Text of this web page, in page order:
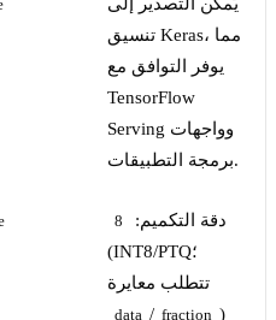
يُمكّن التصدير إلى
تنسيق Keras، مما
يوفر التوافق مع
TensorFlow
Serving وواجهات
برمجة التطبيقات.
دقة التكميم: 8
(INT8/PTQ؛
تتطلب معايرة
data / fraction )